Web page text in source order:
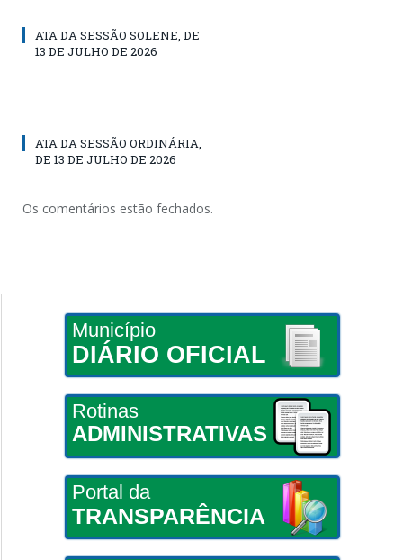
ATA DA SESSÃO SOLENE, DE
13 DE JULHO DE 2026
ATA DA SESSÃO ORDINÁRIA,
DE 13 DE JULHO DE 2026
Os comentários estão fechados.
Município
DIÁRIO OFICIAL
Rotinas
ADMINISTRATIVAS
Portal da
TRANSPARÊNCIA